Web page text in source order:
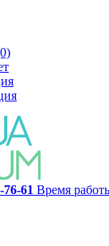
76-61 Время